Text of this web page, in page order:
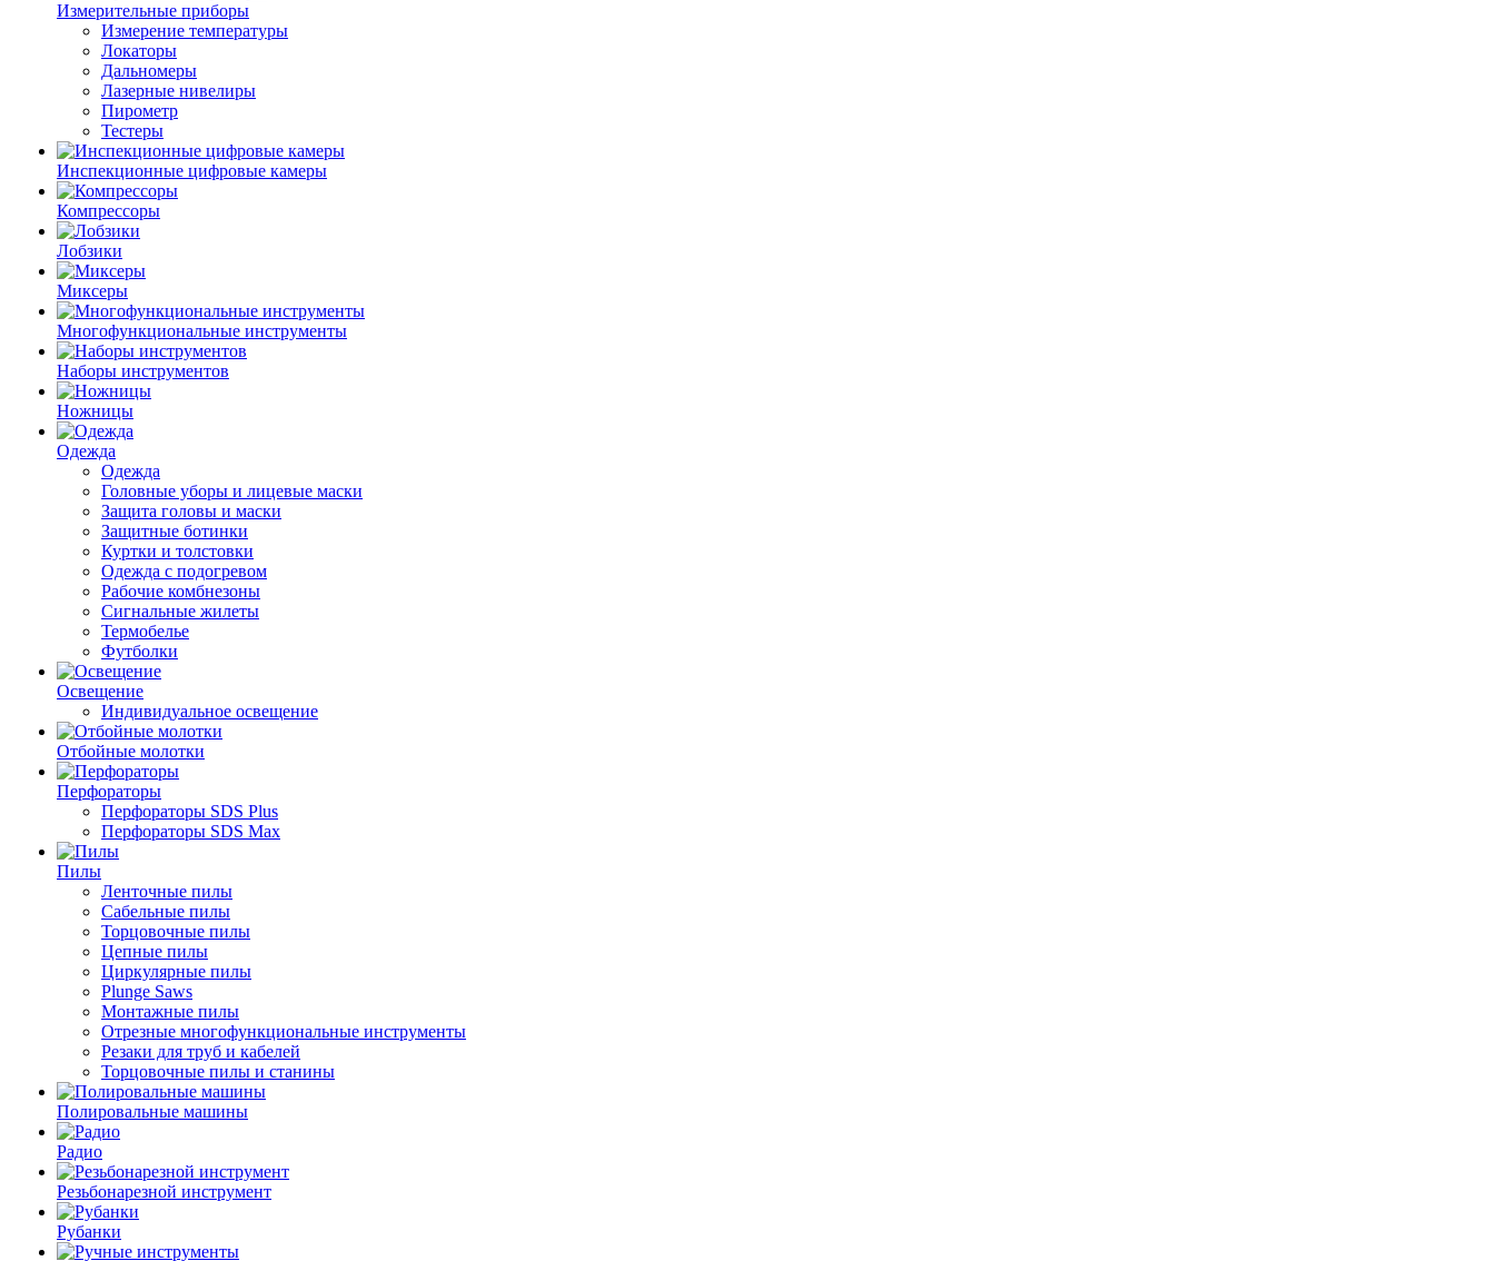
Измерительные приборы
Измерение температуры
Локаторы
Дальномеры
Лазерные нивелиры
Пирометр
Тестеры
Инспекционные цифровые камеры
Компрессоры
Лобзики
Миксеры
Многофункциональные инструменты
Наборы инструментов
Ножницы
Одежда
Одежда
Головные уборы и лицевые маски
Защита головы и маски
Защитные ботинки
Куртки и толстовки
Одежда с подогревом
Рабочие комбнезоны
Сигнальные жилеты
Термобелье
Футболки
Освещение
Индивидуальное освещение
Отбойные молотки
Перфораторы
Перфораторы SDS Plus
Перфораторы SDS Max
Пилы
Ленточные пилы
Сабельные пилы
Торцовочные пилы
Цепные пилы
Циркулярные пилы
Plunge Saws
Монтажные пилы
Отрезные многофункциональные инструменты
Резаки для труб и кабелей
Торцовочные пилы и станины
Полировальные машины
Радио
Резьбонарезной инструмент
Рубанки